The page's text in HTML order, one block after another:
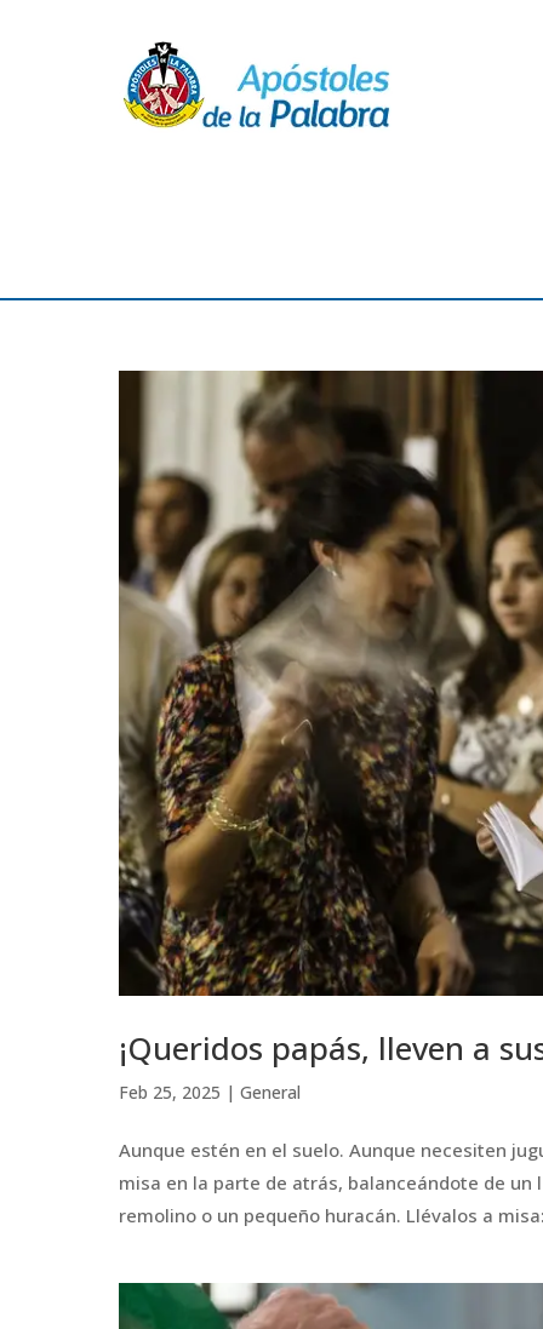
¡Queridos papás, lleven a
Feb 25, 2025 | General
Aunque estén en el suelo. Aunque necesiten
misa en la parte de atrás, balanceándote de
remolino o un pequeño huracán. Llévalos a